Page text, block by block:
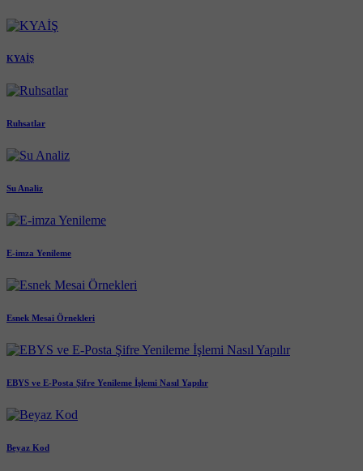
KYAİŞ
Ruhsatlar
Su Analiz
E-imza Yenileme
Esnek Mesai Örnekleri
EBYS ve E-Posta Şifre Yenileme İşlemi Nasıl Yapılır
Beyaz Kod